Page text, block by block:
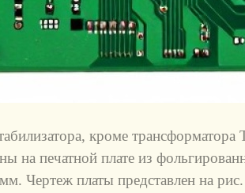
кроме
на печатной плате из
Чертеж платы представлен на